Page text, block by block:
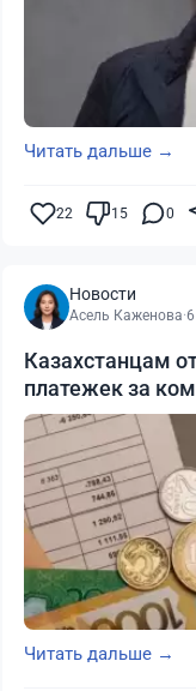
Читать дальше →
22 15 0
Новости
Асель Каженова·
Казахстанцам
платежек за
Читать дальше →